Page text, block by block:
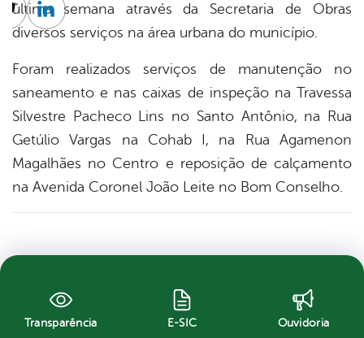
última semana através da Secretaria de Obras
diversos serviços na área urbana do município.
Foram realizados serviços de manutenção no
saneamento e nas caixas de inspeção na Travessa
Silvestre Pacheco Lins no Santo Antônio, na Rua
Getúlio Vargas na Cohab I, na Rua Agamenon
Magalhães no Centro e reposição de calçamento
na Avenida Coronel João Leite no Bom Conselho.
Twitter
Linkedin
Transparência E-SIC Ouvidoria